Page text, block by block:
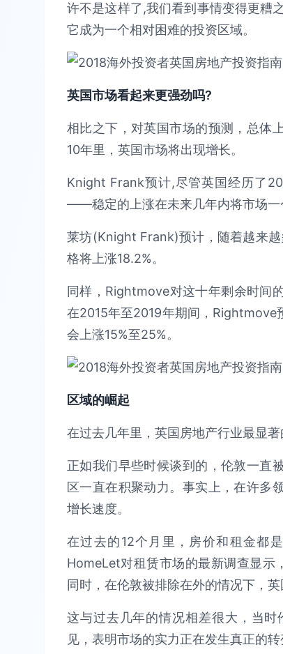
许不是这样了,我们看到事情变得更糟
它成为一个相对困难的投资区域。
英国市场看起来更强劲吗?
相比之下，对英国市场的预测，总体
10年里，英国市场将出现增长。
Knight Frank预计,尽管英国经历了
——稳定的上涨在未来几年内将市场一
莱坊(Knight Frank)预计，随着越来
格将上涨18.2%。
同样，Rightmove对这十年剩余时间
在2015年至2019年期间，Rightmove
会上涨15%至25%。
区域的崛起
在过去几年里，英国房地产行业最显著
正如我们早些时候谈到的，伦敦一直
区一直在积聚动力。事实上，在许多
增长速度。
在过去的12个月里，房价和租金都
HomeLet对租赁市场的最新调查显示
同时，在伦敦被排除在外的情况下，
这与过去几年的情况相差很大，当
见，表明市场的实力正在发生真正的转